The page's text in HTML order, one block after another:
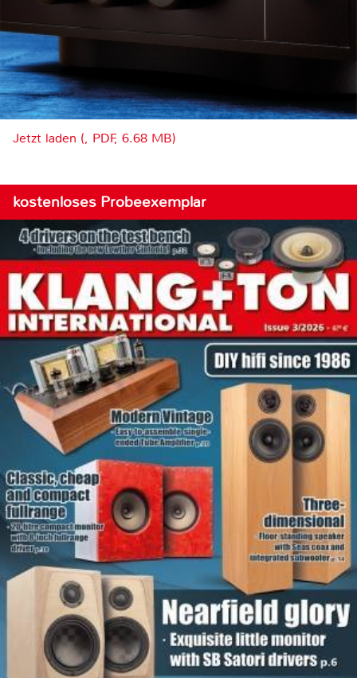
Jetzt laden (, PDF, 6.68 MB)
kostenloses Probeexemplar